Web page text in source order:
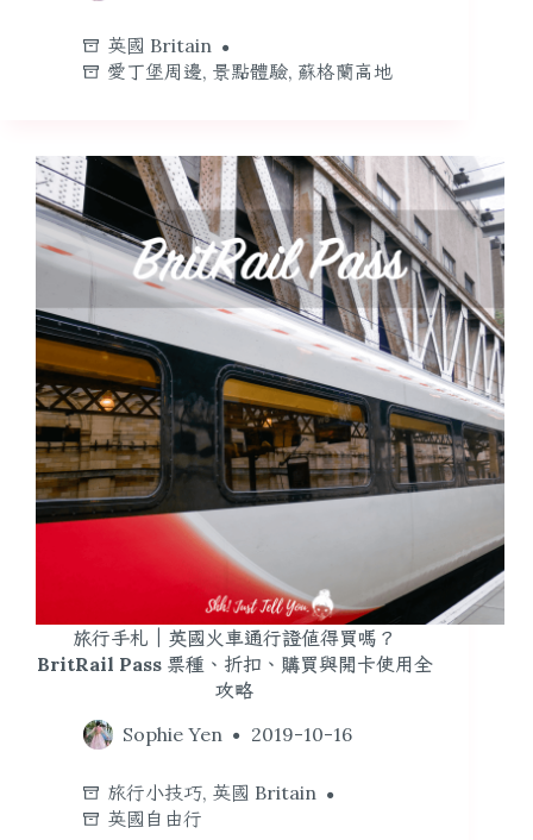
英國 Britain
愛丁堡周邊, 景點體驗, 蘇格蘭高地
旅行手札｜英國火車通行證值得買嗎？
BritRail Pass 票種、折扣、購買與開卡使用全
攻略
Sophie Yen
2019-10-16
旅行小技巧, 英國 Britain
英國自由行